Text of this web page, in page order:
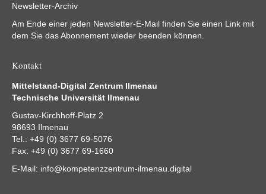
Newsletter-Archiv
Am Ende einer jeden Newsletter-E-Mail finden Sie einen Link mit
dem Sie das Abonnement wieder beenden können.
Kontakt
Mittelstand-Digital Zentrum Ilmenau
Technische Universität Ilmenau
Gustav-Kirchhoff-Platz 2
98693 Ilmenau
Tel.: +49 (0) 3677 69-5076
Fax: +49 (0) 3677 69-1660
E-Mail: info@kompetenzzentrum-ilmenau.digital